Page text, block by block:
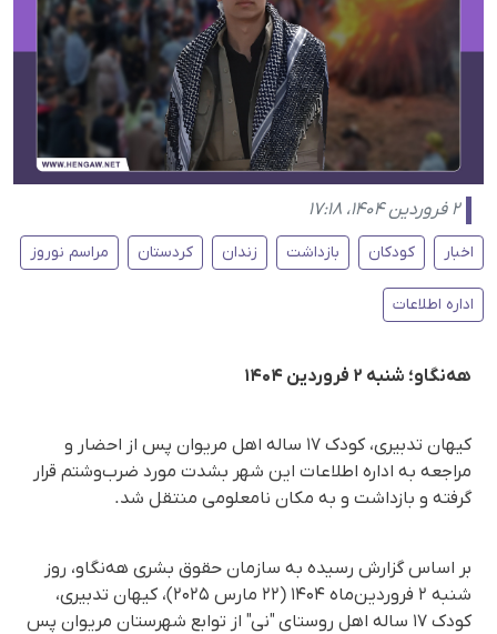
۲ فروردین ۱۴۰۴، ۱۷:۱۸
اخبار کودکان بازداشت زندان کردستان مراسم نوروز
اداره اطلاعات
هه‌نگاو؛ شنبه ۲ فروردین ۱۴۰۴
کیهان تدبیری، کودک ۱۷ ساله اهل مریوان پس از احضار و
مراجعه به اداره اطلاعات این شهر بشدت مورد ضرب‌وشتم قرار
گرفته و بازداشت و به مکان نامعلومی منتقل شد.
بر اساس گزارش رسیده به سازمان حقوق بشری هه‌نگاو، روز
شنبه ۲ فروردین‌ماه ۱۴۰۴ (۲۲ مارس ۲۰۲۵)، کیهان تدبیری،
کودک ۱۷ ساله اهل روستای "نی" از توابع شهرستان مریوان پس